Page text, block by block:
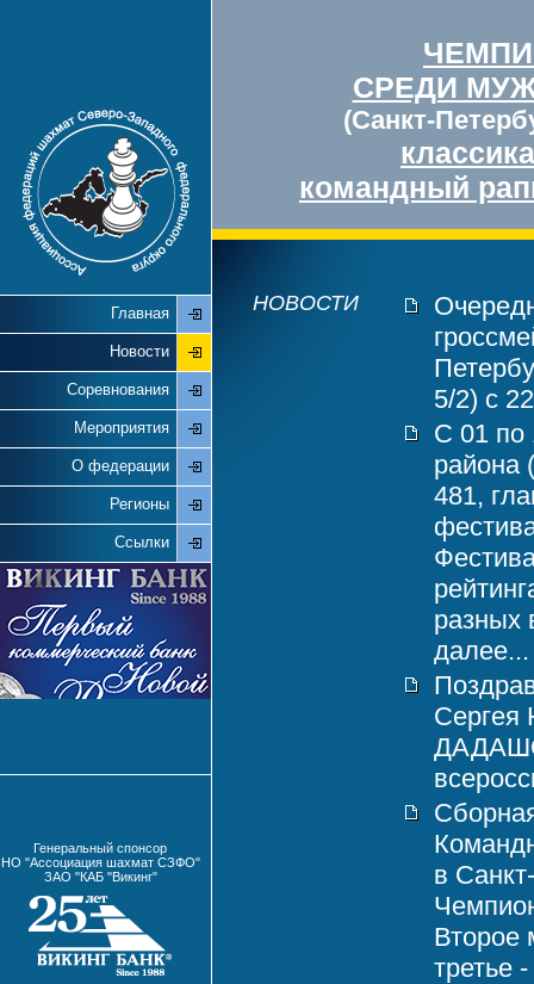
СРЕДИ
(Санкт-
классика
командный
Главная
Новости
Соревнования
Мероприятия
О федерации
Регионы
Ссылки
Генеральный спонсор
НО "Ассоциация шахмат СЗФО"
ЗАО "КАБ "Викинг"
НОВОСТИ
5/2) с
С 01 по
района
481,
разных
далее...
в
Второе
третье